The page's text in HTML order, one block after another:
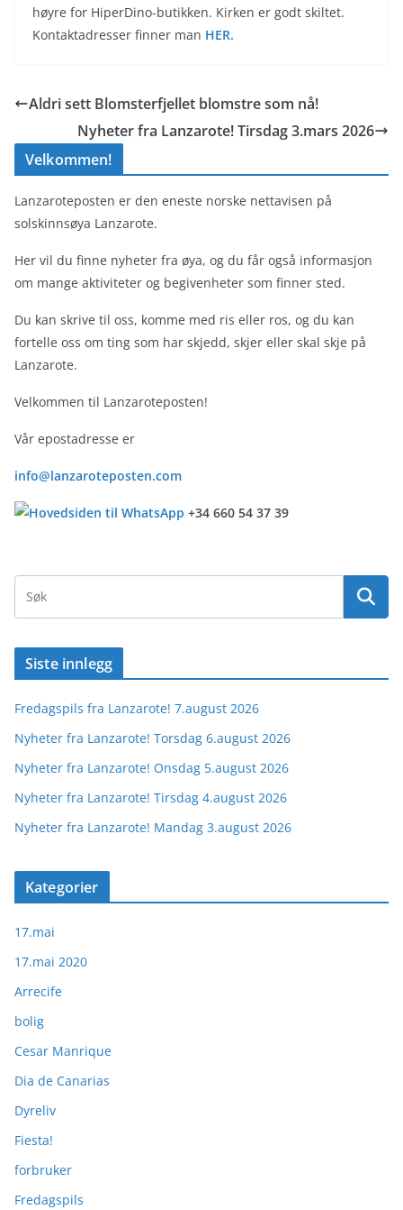
høyre for HiperDino-butikken. Kirken er godt skiltet.
Kontaktadresser finner man HER.
Aldri sett Blomsterfjellet blomstre som nå!
Nyheter fra Lanzarote! Tirsdag 3.mars 2026
Velkommen!
Lanzaroteposten er den eneste norske nettavisen på
solskinnsøya Lanzarote.
Her vil du finne nyheter fra øya, og du får også informasjon
om mange aktiviteter og begivenheter som finner sted.
Du kan skrive til oss, komme med ris eller ros, og du kan
fortelle oss om ting som har skjedd, skjer eller skal skje på
Lanzarote.
Velkommen til Lanzaroteposten!
Vår epostadresse er
info@lanzaroteposten.com
+34 660 54 37 39
Siste innlegg
Fredagspils fra Lanzarote! 7.august 2026
Nyheter fra Lanzarote! Torsdag 6.august 2026
Nyheter fra Lanzarote! Onsdag 5.august 2026
Nyheter fra Lanzarote! Tirsdag 4.august 2026
Nyheter fra Lanzarote! Mandag 3.august 2026
Kategorier
17.mai
17.mai 2020
Arrecife
bolig
Cesar Manrique
Dia de Canarias
Dyreliv
Fiesta!
forbruker
Fredagspils